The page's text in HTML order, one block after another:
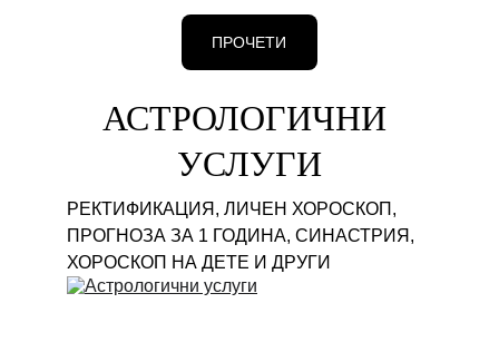
АСТРОЛОГИЧНИ
УСЛУГИ
РЕКТИФИКАЦИЯ, ЛИЧЕН ХОРОСКОП,
ПРОГНОЗА ЗА 1 ГОДИНА, СИНАСТРИЯ,
ХОРОСКОП НА ДЕТЕ И ДРУГИ
ПРОЧЕТИ